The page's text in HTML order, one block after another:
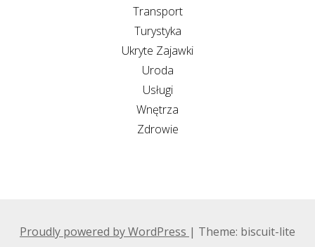
Transport
Turystyka
Ukryte Zajawki
Uroda
Usługi
Wnętrza
Zdrowie
Proudly powered by WordPress | Theme: biscuit-lite